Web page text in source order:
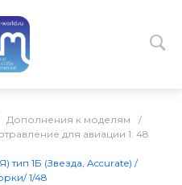
Дополнения к моделям
/
для авиации 1: 48
тип 1Б (Звезда, Accurate) /
1/48